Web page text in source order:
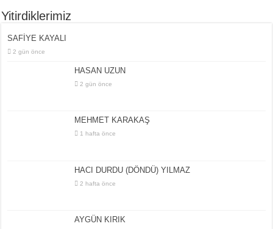
Yitirdiklerimiz
SAFİYE KAYALI
2 gün önce
HASAN UZUN
2 gün önce
MEHMET KARAKAŞ
1 hafta önce
HACI DURDU (DÖNDÜ) YILMAZ
2 hafta önce
AYGÜN KIRIK